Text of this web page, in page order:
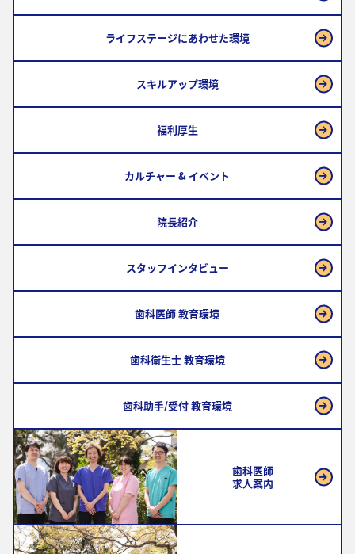
ライフステージにあわせた環境
スキルアップ環境
福利厚生
カルチャー & イベント
院長紹介
スタッフインタビュー
歯科医師 教育環境
歯科衛生士 教育環境
歯科助手/受付 教育環境
歯科医師
求人案内